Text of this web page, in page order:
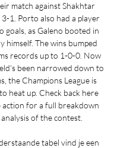
match against Shakhtar
1. Porto also had a player
goals, as Galeno booted in
himself. The wins bumped
records up to 1-0-0. Now
been narrowed down to
the Champions League is
heat up. Check back here
for a full breakdown
of the contest.
tabel vind je een